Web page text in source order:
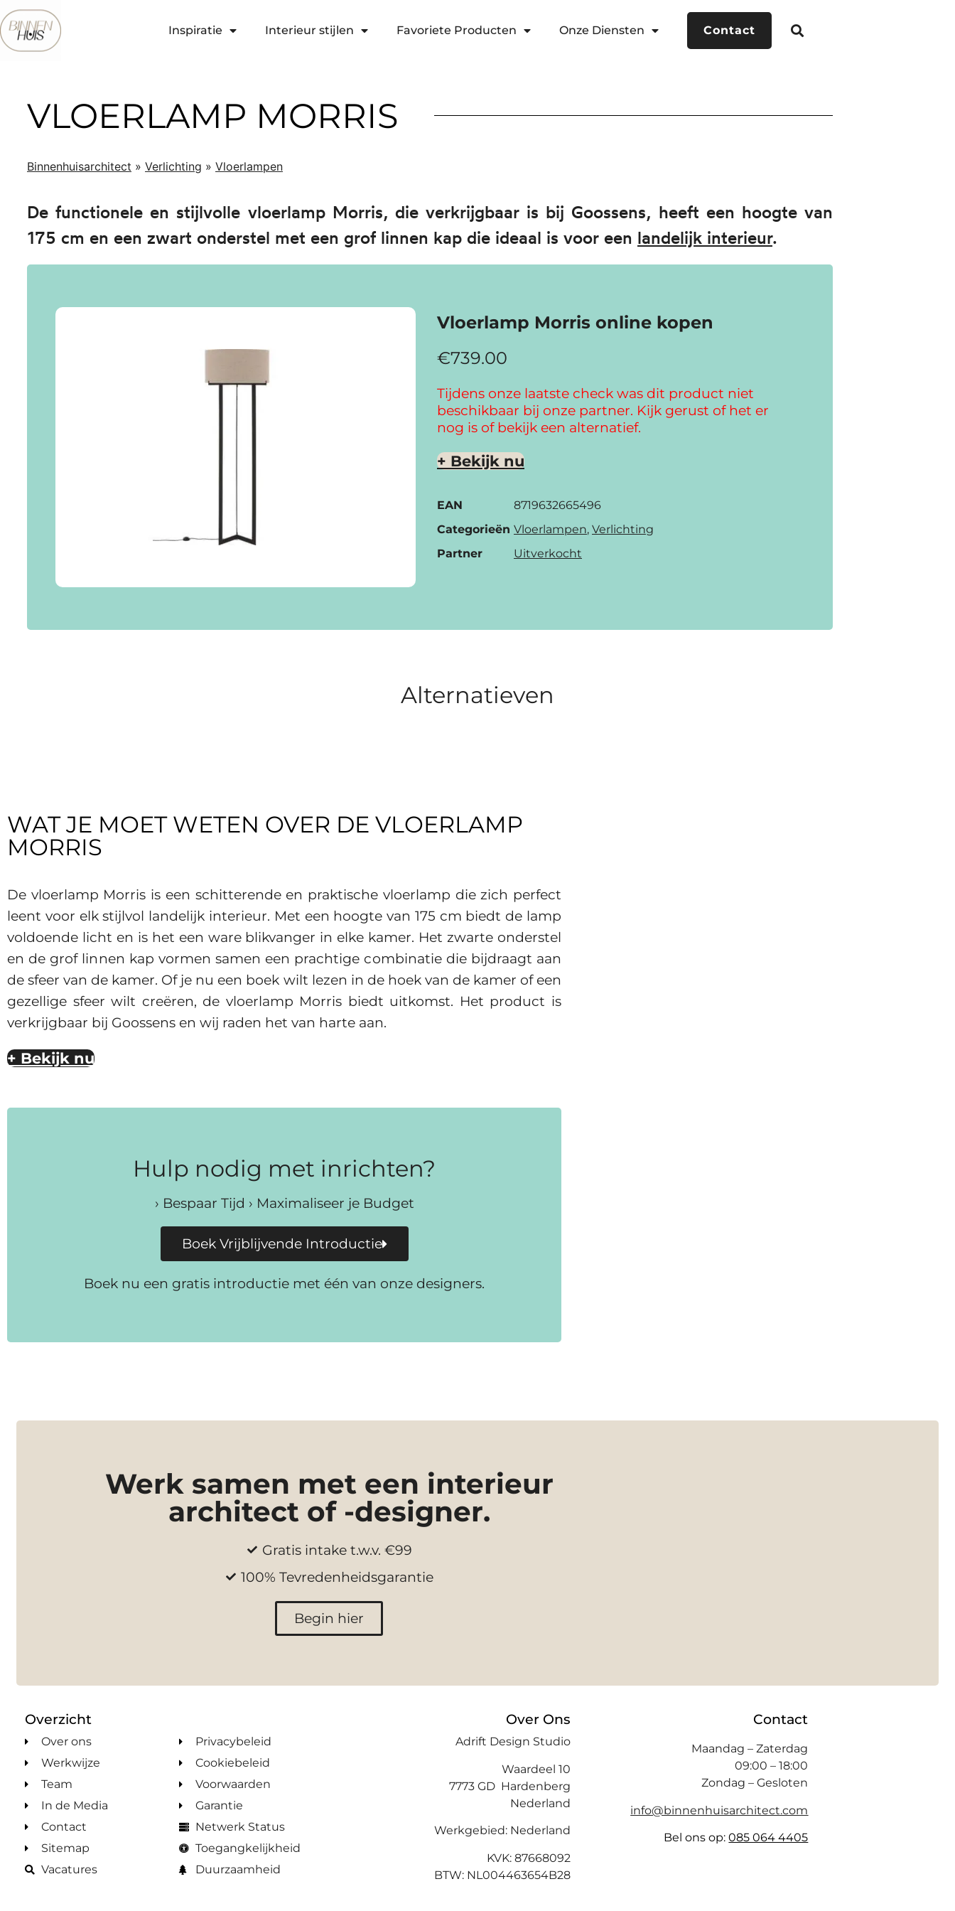
Inspiratie Interieur stijlen Favoriete Producten Onze Diensten Contact
VLOERLAMP MORRIS
Binnenhuisarchitect » Verlichting » Vloerlampen
De functionele en stijlvolle vloerlamp Morris, die verkrijgbaar is bij Goossens, heeft een hoogte van
175 cm en een zwart onderstel met een grof linnen kap die ideaal is voor een landelijk interieur.
Vloerlamp Morris online kopen
€739.00
Tijdens onze laatste check was dit product niet
beschikbaar bij onze partner. Kijk gerust of het er
nog is of bekijk een alternatief.
+ Bekijk nu
EAN
8719632665496
Categorieën Vloerlampen, Verlichting
Partner
Uitverkocht
Alternatieven
WAT JE MOET WETEN OVER DE VLOERLAMP
MORRIS
De vloerlamp Morris is een schitterende en praktische vloerlamp die zich perfect
leent voor elk stijlvol landelijk interieur. Met een hoogte van 175 cm biedt de lamp
voldoende licht en is het een ware blikvanger in elke kamer. Het zwarte onderstel
en de grof linnen kap vormen samen een prachtige combinatie die bijdraagt aan
de sfeer van de kamer. Of je nu een boek wilt lezen in de hoek van de kamer of een
gezellige sfeer wilt creëren, de vloerlamp Morris biedt uitkomst. Het product is
verkrijgbaar bij Goossens en wij raden het van harte aan.
+ Bekijk nu
Hulp nodig met inrichten?
› Bespaar Tijd › Maximaliseer je Budget
Boek Vrijblijvende Introductie
Boek nu een gratis introductie met één van onze designers.
Werk samen met een interieur
architect of -designer.
Gratis intake t.w.v. €99
100% Tevredenheidsgarantie
Begin hier
Overzicht
Over ons
Werkwijze
Team
In de Media
Contact
Sitemap
Vacatures
Privacybeleid
Cookiebeleid
Voorwaarden
Garantie
Netwerk Status
Toegangkelijkheid
Duurzaamheid
Over Ons
Adrift Design Studio
Waardeel 10
7773 GD Hardenberg
Nederland
Werkgebied: Nederland
KVK: 87668092
BTW: NL004463654B28
Contact
Maandag – Zaterdag
09:00 – 18:00
Zondag – Gesloten
info@binnenhuisarchitect.com
Bel ons op:085 064 4405